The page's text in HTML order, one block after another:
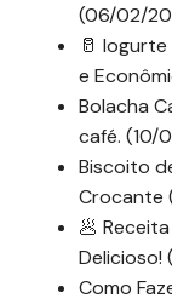
(06/02/
🥛
e
Bolacha
café. (10/
Biscoito
Crocante
🥟
Delicioso!
Como